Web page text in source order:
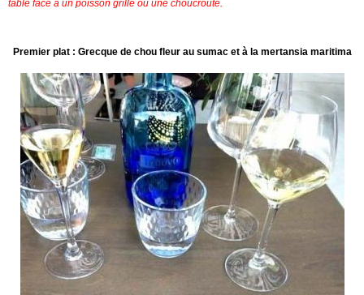
table face à un poisson grillé ou une choucroute.
Premier plat : Grecque de chou fleur au sumac et à la mertansia maritima